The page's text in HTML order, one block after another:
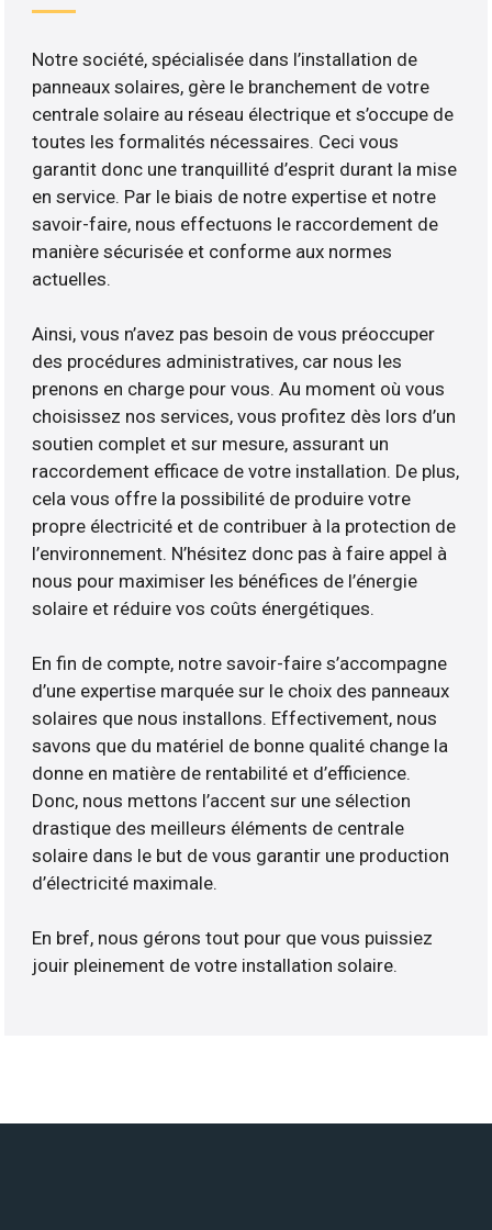
Notre société, spécialisée dans l’installation de
panneaux solaires, gère le branchement de votre
centrale solaire au réseau électrique et s’occupe de
toutes les formalités nécessaires. Ceci vous
garantit donc une tranquillité d’esprit durant la mise
en service. Par le biais de notre expertise et notre
savoir-faire, nous effectuons le raccordement de
manière sécurisée et conforme aux normes
actuelles.
Ainsi, vous n’avez pas besoin de vous préoccuper
des procédures administratives, car nous les
prenons en charge pour vous. Au moment où vous
choisissez nos services, vous profitez dès lors d’un
soutien complet et sur mesure, assurant un
raccordement efficace de votre installation. De plus,
cela vous offre la possibilité de produire votre
propre électricité et de contribuer à la protection de
l’environnement. N’hésitez donc pas à faire appel à
nous pour maximiser les bénéfices de l’énergie
solaire et réduire vos coûts énergétiques.
En fin de compte, notre savoir-faire s’accompagne
d’une expertise marquée sur le choix des panneaux
solaires que nous installons. Effectivement, nous
savons que du matériel de bonne qualité change la
donne en matière de rentabilité et d’efficience.
Donc, nous mettons l’accent sur une sélection
drastique des meilleurs éléments de centrale
solaire dans le but de vous garantir une production
d’électricité maximale.
En bref, nous gérons tout pour que vous puissiez
jouir pleinement de votre installation solaire.